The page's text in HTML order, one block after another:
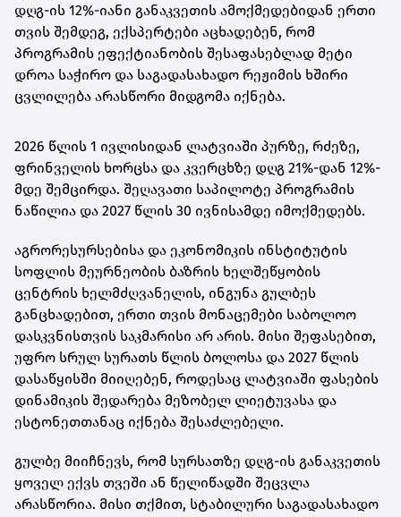
დღგ-ის 12%-იანი განაკვეთის ამოქმედებიდან ერთი
თვის შემდეგ, ექსპერტები აცხადებენ, რომ
პროგრამის ეფექტიანობის შესაფასებლად მეტი
დროა საჭირო და საგადასახადო რეჟიმის ხშირი
ცვლილება არასწორი მიდგომა იქნება.
2026 წლის 1 ივლისიდან ლატვიაში პურზე, რძეზე,
ფრინველის ხორცსა და კვერცხზე დღგ 21%-დან 12%-
მდე შემცირდა. შეღავათი საპილოტე პროგრამის
ნაწილია და 2027 წლის 30 ივნისამდე იმოქმედებს.
აგრორესურსებისა და ეკონომიკის ინსტიტუტის
სოფლის მეურნეობის ბაზრის ხელშეწყობის
ცენტრის ხელმძღვანელის, ინგუნა გულბეს
განცხადებით, ერთი თვის მონაცემები საბოლოო
დასკვნისთვის საკმარისი არ არის. მისი შეფასებით,
უფრო სრულ სურათს წლის ბოლოსა და 2027 წლის
დასაწყისში მიიღებენ, როდესაც ლატვიაში ფასების
დინამიკის შედარება მეზობელ ლიეტუვასა და
ესტონეთთანაც იქნება შესაძლებელი.
გულბე მიიჩნევს, რომ სურსათზე დღგ-ის განაკვეთის
ყოველ ექვს თვეში ან წელიწადში შეცვლა
არასწორია. მისი თქმით, სტაბილური საგადასახადო